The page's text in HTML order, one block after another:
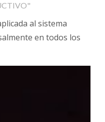
al sistema
en todos los